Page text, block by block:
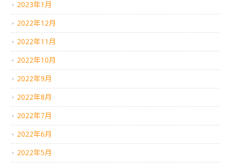
2023年1月
2022年12月
2022年11月
2022年10月
2022年9月
2022年8月
2022年7月
2022年6月
2022年5月